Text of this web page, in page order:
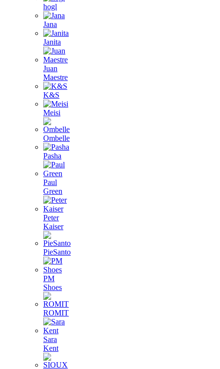
hogl
Jana
Janita
Juan
Maestre
K&S
Meisi
Ombelle
Pasha
Paul
Green
Peter
Kaiser
PieSanto
PM
Shoes
ROMIT
Sara
Kent